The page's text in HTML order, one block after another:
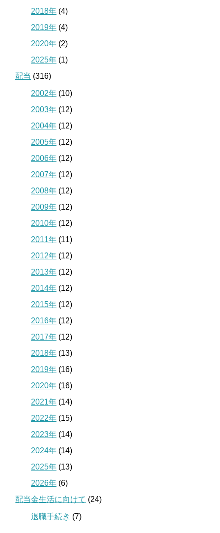
2018年 (4)
2019年 (4)
2020年 (2)
2025年 (1)
配当 (316)
2002年 (10)
2003年 (12)
2004年 (12)
2005年 (12)
2006年 (12)
2007年 (12)
2008年 (12)
2009年 (12)
2010年 (12)
2011年 (11)
2012年 (12)
2013年 (12)
2014年 (12)
2015年 (12)
2016年 (12)
2017年 (12)
2018年 (13)
2019年 (16)
2020年 (16)
2021年 (14)
2022年 (15)
2023年 (14)
2024年 (14)
2025年 (13)
2026年 (6)
配当金生活に向けて (24)
退職手続き (7)